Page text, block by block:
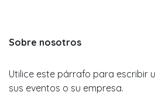
Sobre nosotros
Utilice este párrafo para escribir
sus eventos o su empresa.